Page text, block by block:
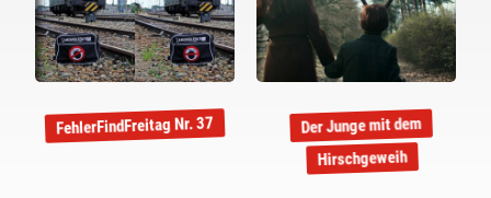
FehlerFindFreitag Nr. 37 Der Junge mit dem
Hirschgeweih